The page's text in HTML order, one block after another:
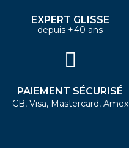
EXPERT GLISSE
depuis +40 ans
PAIEMENT SÉCURISÉ
CB, Visa, Mastercard, Amex